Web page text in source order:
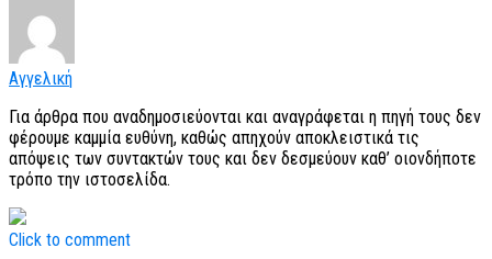
Αγγελική
Για άρθρα που αναδημοσιεύονται και αναγράφεται η πηγή τους δεν
φέρουμε καμμία ευθύνη, καθώς απηχούν αποκλειστικά τις
απόψεις των συντακτών τους και δεν δεσμεύουν καθ’ οιονδήποτε
τρόπο την ιστοσελίδα.
Click to comment